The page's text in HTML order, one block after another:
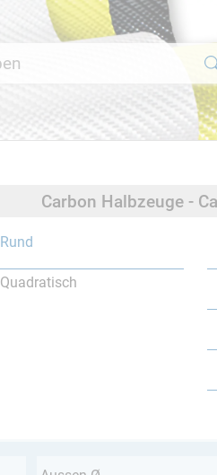
Carbon Halbzeuge -
Rund
Quadratisch